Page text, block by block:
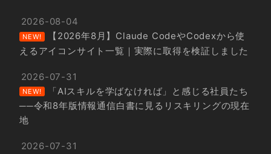
2026-08-04
NEW!
【2026年8月】Claude CodeやCodexから使
えるアイコンサイト一覧｜実際に取得を検証しました
2026-07-31
NEW!
「AIスキルを学ばなければ」と感じる社員たち
──令和8年版情報通信白書に見るリスキリングの現在
地
2026-07-31